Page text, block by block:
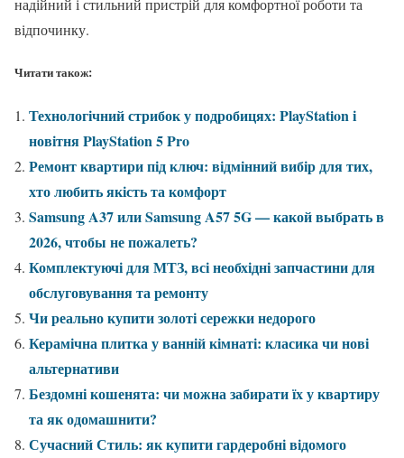
відпочинку.
Читати також:
Технологічний стрибок у подробицях: PlayStation і
новітня PlayStation 5 Pro
Ремонт квартири під ключ: відмінний вибір для тих,
хто любить якість та комфорт
Samsung A37 или Samsung A57 5G — какой выбрать в
2026, чтобы не пожалеть?
Комплектуючі для МТЗ, всі необхідні запчастини для
обслуговування та ремонту
Чи реально купити золоті сережки недорого
Керамічна плитка у ванній кімнаті: класика чи нові
альтернативи
Бездомні кошенята: чи можна забирати їх у квартиру
та як одомашнити?
Сучасний Стиль: як купити гардеробні відомого